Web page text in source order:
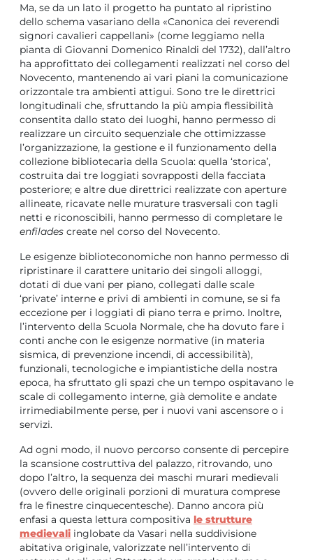
Ma, se da un lato il progetto ha puntato al ripristino
dello schema vasariano della «Canonica dei reverendi
signori cavalieri cappellani» (come leggiamo nella
pianta di Giovanni Domenico Rinaldi del 1732), dall’altro
ha approfittato dei collegamenti realizzati nel corso del
Novecento, mantenendo ai vari piani la comunicazione
orizzontale tra ambienti attigui. Sono tre le direttrici
longitudinali che, sfruttando la più ampia flessibilità
consentita dallo stato dei luoghi, hanno permesso di
realizzare un circuito sequenziale che ottimizzasse
l’organizzazione, la gestione e il funzionamento della
collezione bibliotecaria della Scuola: quella ‘storica’,
costruita dai tre loggiati sovrapposti della facciata
posteriore; e altre due direttrici realizzate con aperture
allineate, ricavate nelle murature trasversali con tagli
netti e riconoscibili, hanno permesso di completare le
enfilades create nel corso del Novecento.
Le esigenze biblioteconomiche non hanno permesso di
ripristinare il carattere unitario dei singoli alloggi,
dotati di due vani per piano, collegati dalle scale
‘private’ interne e privi di ambienti in comune, se si fa
eccezione per i loggiati di piano terra e primo. Inoltre,
l’intervento della Scuola Normale, che ha dovuto fare i
conti anche con le esigenze normative (in materia
sismica, di prevenzione incendi, di accessibilità),
funzionali, tecnologiche e impiantistiche della nostra
epoca, ha sfruttato gli spazi che un tempo ospitavano le
scale di collegamento interne, già demolite e andate
irrimediabilmente perse, per i nuovi vani ascensore o i
servizi.
Ad ogni modo, il nuovo percorso consente di percepire
la scansione costruttiva del palazzo, ritrovando, uno
dopo l’altro, la sequenza dei maschi murari medievali
(ovvero delle originali porzioni di muratura comprese
fra le finestre cinquecentesche). Danno ancora più
enfasi a questa lettura compositiva le strutture
medievali inglobate da Vasari nella suddivisione
abitativa originale, valorizzate nell’intervento di